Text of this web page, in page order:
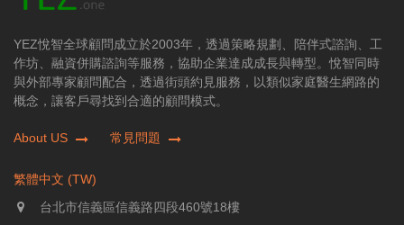
YEZ悅智全球顧問成立於2003年，透過策略規劃、陪伴式諮詢、工
作坊、融資併購諮詢等服務，協助企業達成成長與轉型。悅智同時
與外部專家顧問配合，透過街頭約見服務，以類似家庭醫生網路的
概念，讓客戶尋找到合適的顧問模式。
About US 常見問題
繁體中文 (TW)
台北市信義區信義路四段460號18樓